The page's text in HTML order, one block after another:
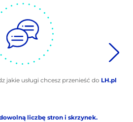
jakie usługi chcesz przenieść do LH.pl
liczbę stron i skrzynek.